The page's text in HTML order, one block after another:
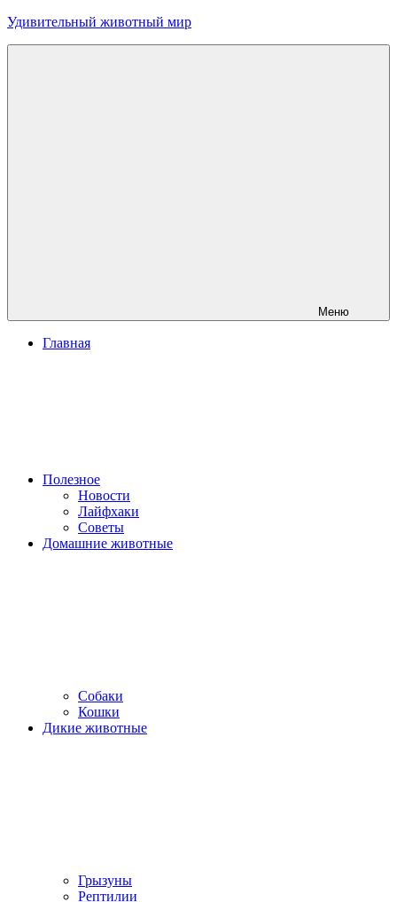
Перейти
Удивительный животный мир
Меню
Главная
Полезное
Новости
Лайфхаки
Советы
Домашние животные
Собаки
Кошки
Дикие животные
Грызуны
Рептилии